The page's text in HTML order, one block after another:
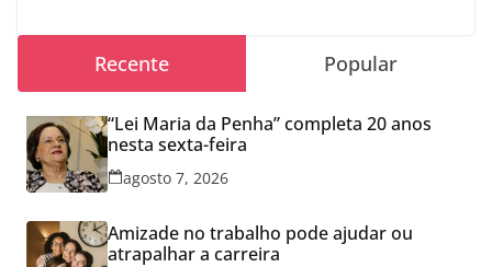
Recente Popular
“Lei Maria da Penha” completa 20 anos
nesta sexta-feira
agosto 7, 2026
Amizade no trabalho pode ajudar ou
atrapalhar a carreira